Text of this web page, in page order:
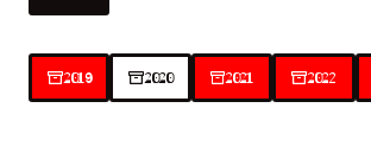
2019 2020 2021 2022